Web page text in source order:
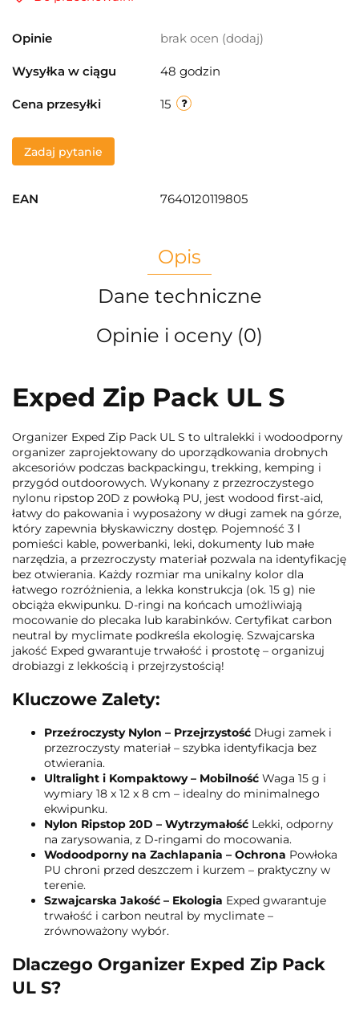
Opinie brak ocen (dodaj)
Wysyłka w ciągu 48 godzin
Cena przesyłki 15
Zadaj pytanie
EAN 7640120119805
Opis
Dane techniczne
Opinie i oceny (0)
Exped Zip Pack UL S
Organizer Exped Zip Pack UL S to ultralekki i wodoodporny
organizer zaprojektowany do uporządkowania drobnych
akcesoriów podczas backpackingu, trekking, kemping i
przygód outdoorowych. Wykonany z przezroczystego
nylonu ripstop 20D z powłoką PU, jest wodood first-aid,
łatwy do pakowania i wyposażony w długi zamek na górze,
który zapewnia błyskawiczny dostęp. Pojemność 3 l
pomieści kable, powerbanki, leki, dokumenty lub małe
narzędzia, a przezroczysty materiał pozwala na identyfikację
bez otwierania. Każdy rozmiar ma unikalny kolor dla
łatwego rozróżnienia, a lekka konstrukcja (ok. 15 g) nie
obciąża ekwipunku. D-ringi na końcach umożliwiają
mocowanie do plecaka lub karabinków. Certyfikat carbon
neutral by myclimate podkreśla ekologię. Szwajcarska
jakość Exped gwarantuje trwałość i prostotę – organizuj
drobiazgi z lekkością i przejrzystością!
Kluczowe Zalety:
Przeźroczysty Nylon – Przejrzystość Długi zamek i
przezroczysty materiał – szybka identyfikacja bez
otwierania.
Ultralight i Kompaktowy – Mobilność Waga 15 g i
wymiary 18 x 12 x 8 cm – idealny do minimalnego
ekwipunku.
Nylon Ripstop 20D – Wytrzymałość Lekki, odporny
na zarysowania, z D-ringami do mocowania.
Wodoodporny na Zachlapania – Ochrona Powłoka
PU chroni przed deszczem i kurzem – praktyczny w
terenie.
Szwajcarska Jakość – Ekologia Exped gwarantuje
trwałość i carbon neutral by myclimate –
zrównoważony wybór.
Dlaczego Organizer Exped Zip Pack
UL S?